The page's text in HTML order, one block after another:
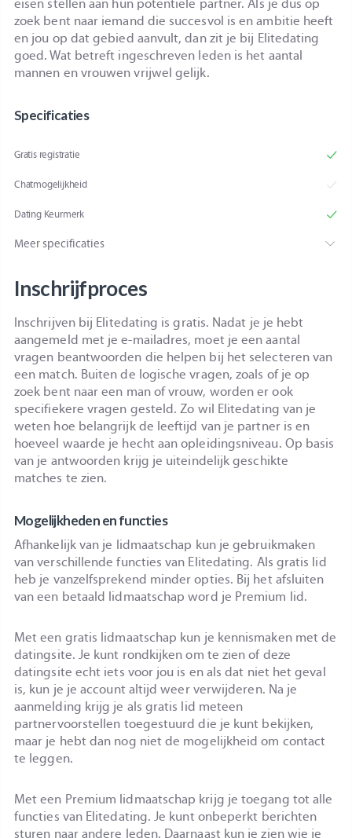
eisen stellen aan hun potentiële partner. Als je dus op
zoek bent naar iemand die succesvol is en ambitie heeft
en jou op dat gebied aanvult, dan zit je bij Elitedating
goed. Wat betreft ingeschreven leden is het aantal
mannen en vrouwen vrijwel gelijk.
Specificaties
Gratis registratie
Chatmogelijkheid
Dating Keurmerk
Meer specificaties
Inschrijfproces
Inschrijven bij Elitedating is gratis. Nadat je je hebt
aangemeld met je e-mailadres, moet je een aantal
vragen beantwoorden die helpen bij het selecteren van
een match. Buiten de logische vragen, zoals of je op
zoek bent naar een man of vrouw, worden er ook
specifiekere vragen gesteld. Zo wil Elitedating van je
weten hoe belangrijk de leeftijd van je partner is en
hoeveel waarde je hecht aan opleidingsniveau. Op basis
van je antwoorden krijg je uiteindelijk geschikte
matches te zien.
Mogelijkheden en functies
Afhankelijk van je lidmaatschap kun je gebruikmaken
van verschillende functies van Elitedating. Als gratis lid
heb je vanzelfsprekend minder opties. Bij het afsluiten
van een betaald lidmaatschap word je Premium lid.
Met een gratis lidmaatschap kun je kennismaken met de
datingsite. Je kunt rondkijken om te zien of deze
datingsite echt iets voor jou is en als dat niet het geval
is, kun je je account altijd weer verwijderen. Na je
aanmelding krijg je als gratis lid meteen
partnervoorstellen toegestuurd die je kunt bekijken,
maar je hebt dan nog niet de mogelijkheid om contact
te leggen.
Met een Premium lidmaatschap krijg je toegang tot alle
functies van Elitedating. Je kunt onbeperkt berichten
sturen naar andere leden. Daarnaast kun je zien wie je